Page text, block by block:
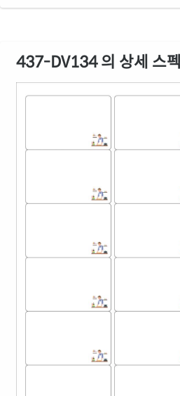
437-DV134 의 상세 스펙